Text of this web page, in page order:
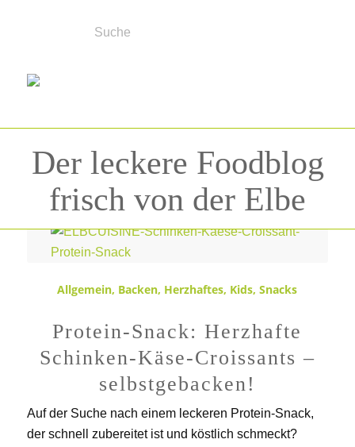
Der leckere Foodblog
frisch von der Elbe
Allgemein, Backen, Herzhaftes, Kids,Snacks
Protein-Snack: Herzhafte
Schinken-Käse-Croissants –
selbstgebacken!
Auf der Suche nach einem leckeren Protein-Snack,
der schnell zubereitet ist und köstlich schmeckt?